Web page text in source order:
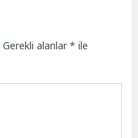
Gerekli alanlar* ile